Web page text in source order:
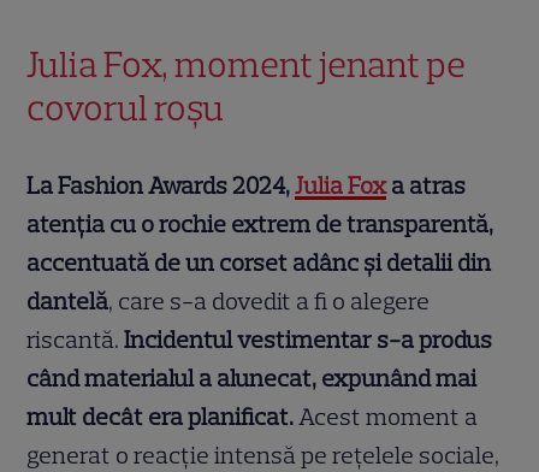
Julia Fox, moment jenant pe
covorul roșu
La Fashion Awards 2024,Julia Foxa atras
atenția cu o rochie extrem de transparentă,
accentuată de un corset adânc și detalii din
dantelă, care s-a dovedit a fi o alegere
riscantă.Incidentul vestimentar s-a produs
când materialul a alunecat, expunând mai
mult decât era planificat.Acest moment a
generat o reacție intensă pe rețelele sociale,